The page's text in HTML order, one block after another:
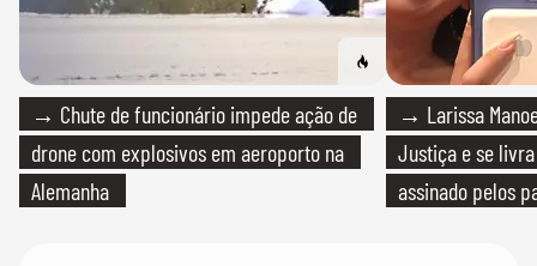
→ Chute de funcionário impede ação de
drone com explosivos em aeroporto na
Alemanha
→ Larissa
Justiça e se
assinado pelos